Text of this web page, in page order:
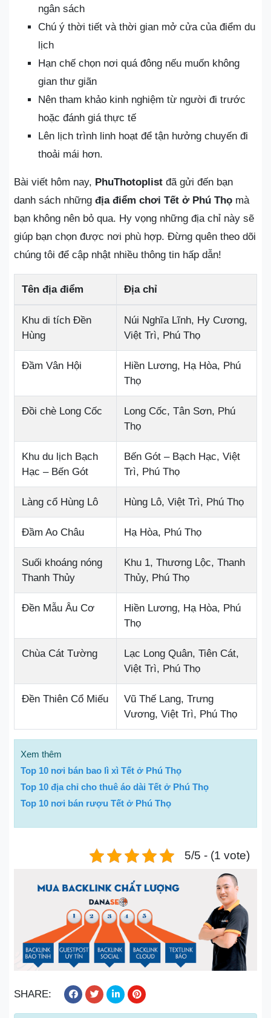
ngân sách
Chú ý thời tiết và thời gian mở cửa của điểm du
lịch
Hạn chế chọn nơi quá đông nếu muốn không
gian thư giãn
Nên tham khảo kinh nghiệm từ người đi trước
hoặc đánh giá thực tế
Lên lịch trình linh hoạt để tận hưởng chuyến đi
thoải mái hơn.
Bài viết hôm nay, PhuThotoplist đã gửi đến bạn
danh sách những địa điểm chơi Tết ở Phú Thọ mà
bạn không nên bỏ qua. Hy vọng những địa chỉ này sẽ
giúp bạn chọn được nơi phù hợp. Đừng quên theo dõi
chúng tôi để cập nhật nhiều thông tin hấp dẫn!
Tên địa điểm Địa chỉ
Khu di tích Đền
Hùng
Núi Nghĩa Lĩnh, Hy Cương,
Việt Trì, Phú Thọ
Đầm Vân Hội
Hiền Lương, Hạ Hòa, Phú
Thọ
Đồi chè Long Cốc
Long Cốc, Tân Sơn, Phú
Thọ
Khu du lịch Bạch
Hạc – Bến Gót
Bến Gót – Bạch Hạc, Việt
Trì, Phú Thọ
Làng cổ Hùng Lô Hùng Lô, Việt Trì, Phú Thọ
Đầm Ao Châu Hạ Hòa, Phú Thọ
Suối khoáng nóng
Thanh Thủy
Khu 1, Thương Lộc, Thanh
Thủy, Phú Thọ
Đền Mẫu Âu Cơ
Hiền Lương, Hạ Hòa, Phú
Thọ
Chùa Cát Tường
Lạc Long Quân, Tiên Cát,
Việt Trì, Phú Thọ
Đền Thiên Cổ Miếu
Vũ Thế Lang, Trưng
Vương, Việt Trì, Phú Thọ
Xem thêm
Top 10 nơi bán bao lì xì Tết ở Phú Thọ
Top 10 địa chỉ cho thuê áo dài Tết ở Phú Thọ
Top 10 nơi bán rượu Tết ở Phú Thọ
5/5 - (1 vote)
SHARE: